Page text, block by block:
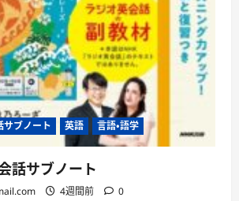
サブノート 英語 言語・語学
話サブノート
4週間前 0